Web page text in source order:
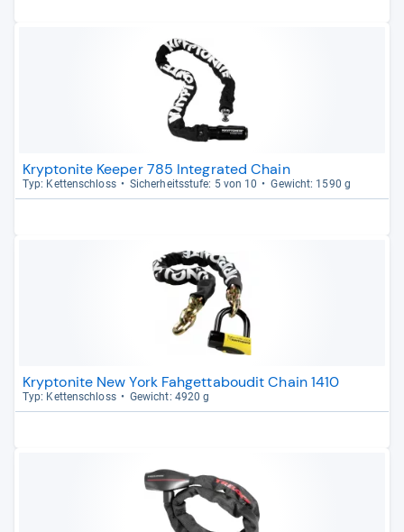
Kryptonite Keeper 785 Integrated Chain
Typ: Ket­ten­schloss Sicher­heits­stufe: 5 von 10 Gewicht: 1590 g
Kryptonite New York Fahgettaboudit Chain 1410
Typ: Ket­ten­schloss Gewicht: 4920 g